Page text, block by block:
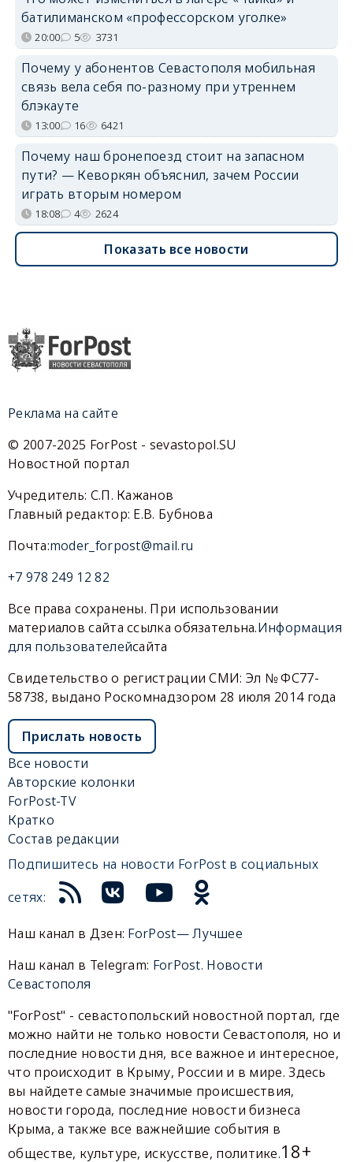
батилиманском «профессорском уголке»
20:00 5 3731
Почему у абонентов Севастополя мобильная
связь вела себя по-разному при утреннем
блэкауте
13:00 16 6421
Почему наш бронепоезд стоит на запасном
пути? — Кеворкян объяснил, зачем России
играть вторым номером
18:08 4 2624
Показать все новости
Реклама на сайте
© 2007-2025 ForPost - sevastopol.SU
Новостной портал
Учредитель: С.П. Кажанов
Главный редактор: Е.В. Бубнова
Почта:moder_forpost@mail.ru
+7 978 249 12 82
Все права сохранены. При использовании
материалов сайта ссылка обязательна.Информация
для пользователейсайта
Свидетельство о регистрации СМИ: Эл № ФС77-
58738, выдано Роскомнадзором 28 июля 2014 года
Прислать новость
Все новости
Авторские колонки
ForPost-TV
Кратко
Состав редакции
Подпишитесь на новости ForPost в социальных
сетях:
Наш канал в Дзен: ForPost— Лучшее
Наш канал в Telegram: ForPost. Новости
Севастополя
"ForPost" - севастопольский новостной портал, где
можно найти не только новости Севастополя, но и
последние новости дня, все важное и интересное,
что происходит в Крыму, России и в мире. Здесь
вы найдете самые значимые происшествия,
новости города, последние новости бизнеса
Крыма, а также все важнейшие события в
обществе, культуре, искусстве, политике.18+